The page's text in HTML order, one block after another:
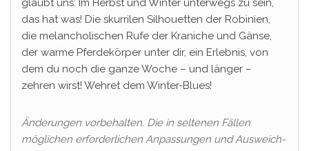
das hat was! Die skurrilen Silhouetten der Robinien,
die melancholischen Rufe der Kraniche und Gänse,
der warme Pferdekörper unter dir, ein Erlebnis, von
dem du noch die ganze Woche – und länger –
zehren wirst! Wehret dem Winter-Blues!
Änderungen vorbehalten. Die in seltenen Fällen
möglichen erforderlichen Anpassungen und Ausweich-